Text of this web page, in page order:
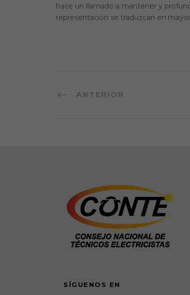
hace un llamado a mantener y
representación se traduzcan en
ANTERIOR
SÍGUENOS EN